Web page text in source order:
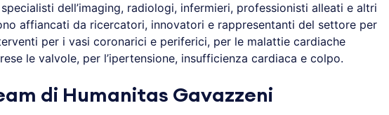
dell’imaging, radiologi, infermieri, professionisti alleati e altri
affiancati da ricercatori, innovatori e rappresentanti del settore per
per i vasi coronarici e periferici, per le malattie cardiache
le valvole, per l’ipertensione, insufficienza cardiaca e colpo.
di Humanitas Gavazzeni